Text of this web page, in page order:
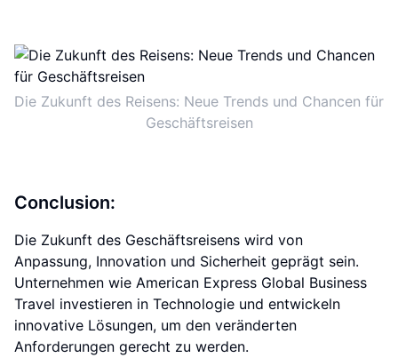
Die Zukunft des Reisens: Neue Trends und Chancen für
Geschäftsreisen
Conclusion:
Die Zukunft des Geschäftsreisens wird von
Anpassung, Innovation und Sicherheit geprägt sein.
Unternehmen wie American Express Global Business
Travel investieren in Technologie und entwickeln
innovative Lösungen, um den veränderten
Anforderungen gerecht zu werden.